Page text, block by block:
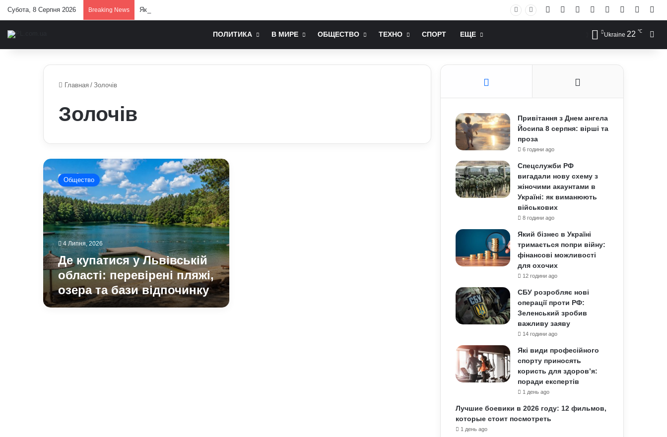
Субота, 8 Серпня 2026 Breaking News Який бізнес в Україні тримається попри війну: фінансові можливості для охочих Facebook YouTubeInstagram
RSS Log In
ПОЛИТИКА В МИРЕ ОБЩЕСТВО ТЕХНО СПОРТ ЕЩЕ Ukraine 22 ℃
Главная / Золочів
Золочів
Де
купатися
у
Львівській
області:
перевірені
пляжі,
озера
та
бази
відпочинку
Общество
4 Липня, 2026
Де купатися у Львівській
області: перевірені пляжі,
озера та бази відпочинку
Привітання з Днем ангела
Йосипа 8 серпня: вірші та
проза
6 години ago
Спецслужби РФ
вигадали нову схему з
жіночими акаунтами в
Україні: як виманюють
військових
8 години ago
Який бізнес в Україні
тримається попри війну:
фінансові можливості
для охочих
12 години ago
СБУ розробляє нові
операції проти РФ:
Зеленський зробив
важливу заяву
14 години ago
Які види професійного
спорту приносять
користь для здоров’я:
поради експертів
1 день ago
Лучшие боевики в 2026 году: 12 фильмов,
которые стоит посмотреть
1 день ago